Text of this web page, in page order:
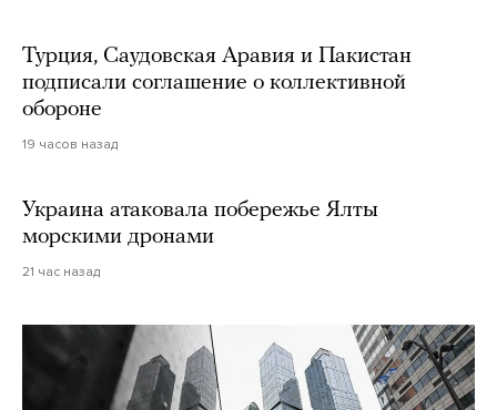
Турция, Саудовская Аравия и Пакистан
подписали соглашение о коллективной
обороне
19 часов назад
Украина атаковала побережье Ялты
морскими дронами
21 час назад